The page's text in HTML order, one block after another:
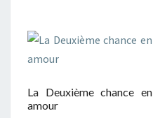
La Deuxième chance en
amour